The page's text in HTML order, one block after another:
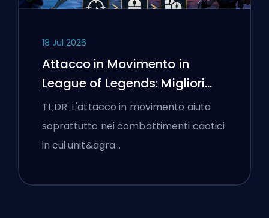
18 Jul 2026
Attacco in Movimento in
League of Legends: Migliori
Impostazioni
TL;DR: L'attacco in movimento aiuta
soprattutto nei combattimenti caotici
in cui unit&agra…